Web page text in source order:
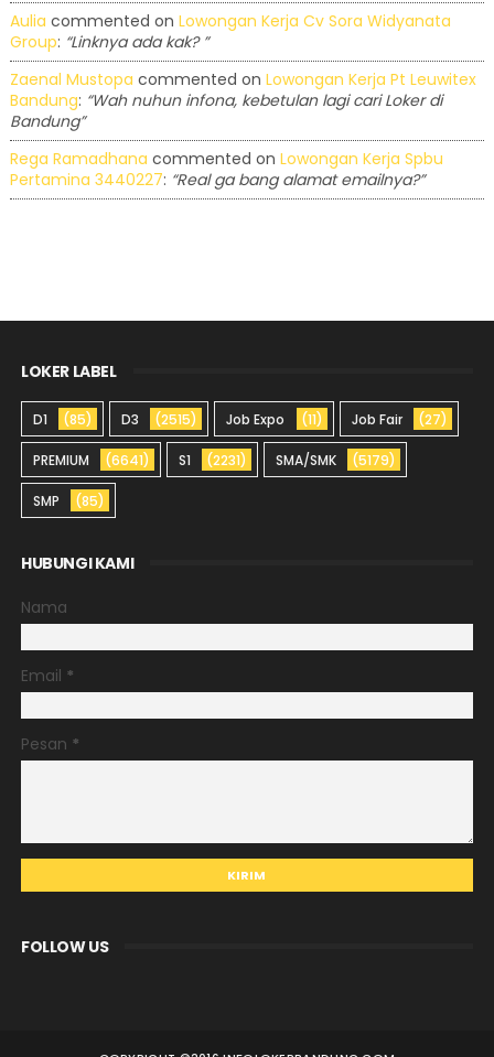
Aulia commented on Lowongan Kerja Cv Sora Widyanata
Group: “Linknya ada kak? ”
Zaenal Mustopa commented on Lowongan Kerja Pt Leuwitex
Bandung: “Wah nuhun infona, kebetulan lagi cari Loker di
Bandung”
Rega Ramadhana commented on Lowongan Kerja Spbu
Pertamina 3440227: “Real ga bang alamat emailnya?”
LOKER LABEL
D1 (85) D3 (2515) Job Expo (11) Job Fair (27)
PREMIUM (6641) S1 (2231) SMA/SMK (5179)
SMP (85)
HUBUNGI KAMI
Nama
Email *
Pesan *
FOLLOW US